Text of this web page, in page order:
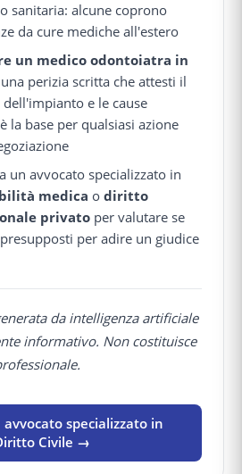
sanitaria: alcune coprono
da cure mediche all'estero
un medico odontoiatra in
perizia scritta che attesti il
e le cause
la base per qualsiasi azione
un avvocato specializzato in
medica odiritto
privato per valutare se
per adire un giudice
da intelligenza artificiale
informativo. Non costituisce
specializzato in
Civile →